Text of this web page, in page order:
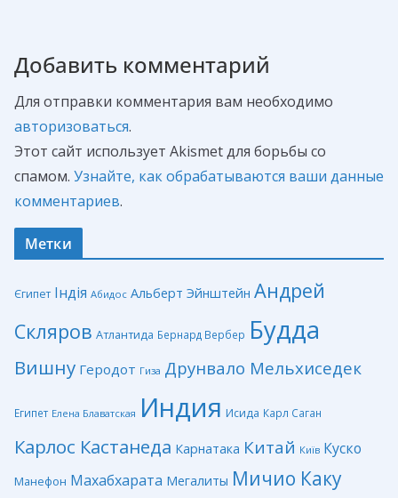
Добавить комментарий
Для отправки комментария вам необходимо
авторизоваться.
Этот сайт использует Akismet для борьбы со
спамом. Узнайте, как обрабатываются ваши данные
комментариев.
Метки
Єгипет Індія Абидос Альберт Эйнштейн Андрей
Скляров Атлантида Бернард Вербер Будда
Вишну Геродот Гиза Друнвало Мельхиседек
Египет Елена Блаватская Индия Исида Карл Саган
Карлос Кастанеда Карнатака Китай Київ Куско
Манефон Махабхарата Мегалиты Мичио Каку